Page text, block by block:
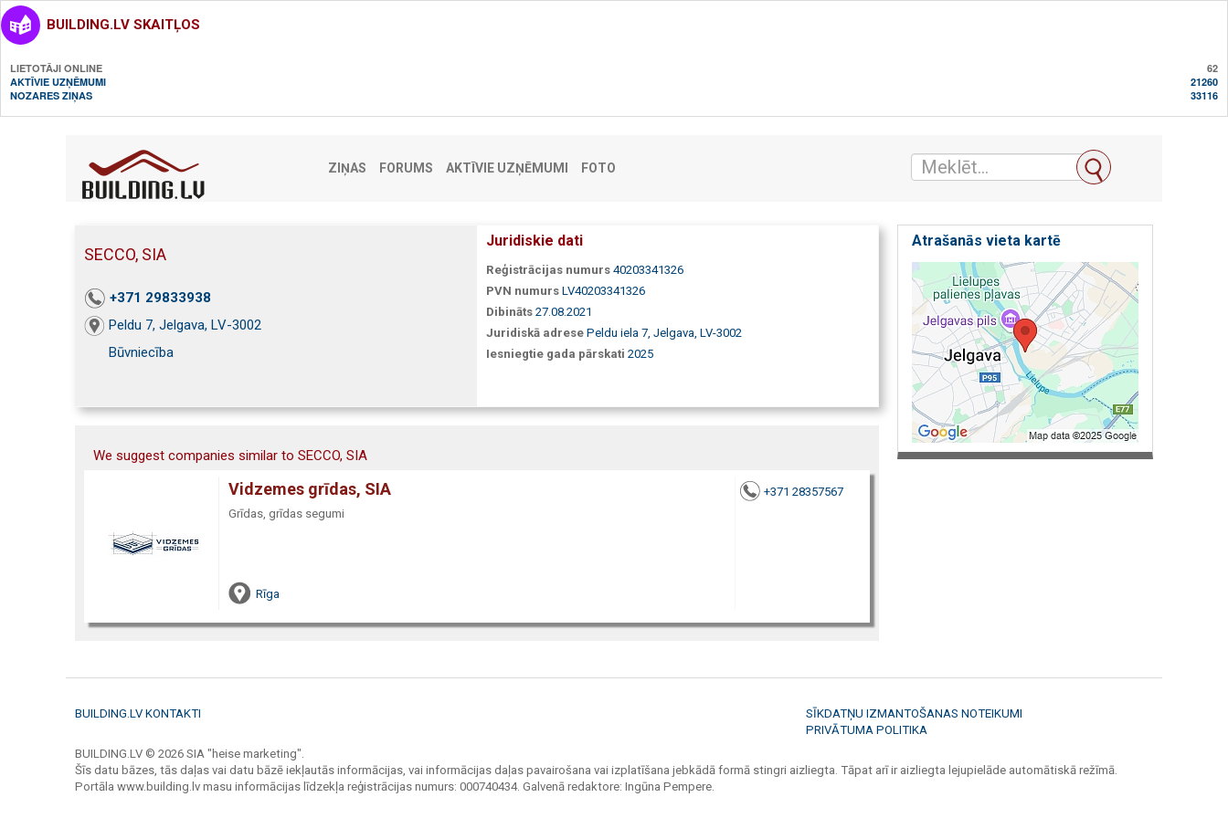
BUILDING.LV SKAITĻOS
LIETOTĀJI ONLINE
62
AKTĪVIE UZŅĒMUMI
21260
NOZARES ZIŅAS
33116
ZIŅAS FORUMS AKTĪVIE UZŅĒMUMI FOTO
SECCO, SIA
+371 29833938
Peldu 7, Jelgava, LV-3002
Būvniecība
Juridiskie dati
Reģistrācijas numurs 40203341326
PVN numurs LV40203341326
Dibināts 27.08.2021
Juridiskā adrese Peldu iela 7, Jelgava, LV-3002
Iesniegtie gada pārskati 2025
We suggest companies similar to SECCO, SIA
Vidzemes grīdas, SIA
Grīdas, grīdas segumi
Rīga
+371 28357567
Atrašanās vieta kartē
BUILDING.LV KONTAKTI
SĪKDATŅU IZMANTOŠANAS NOTEIKUMI
PRIVĀTUMA POLITIKA
BUILDING.LV © 2026 SIA "heise marketing".
Šīs datu bāzes, tās daļas vai datu bāzē iekļautās informācijas, vai informācijas daļas pavairošana vai izplatīšana jebkādā formā stingri aizliegta. Tāpat arī ir aizliegta lejupielāde automātiskā režīmā.
Portāla www.building.lv masu informācijas līdzekļa reģistrācijas numurs: 000740434. Galvenā redaktore: Ingūna Pempere.